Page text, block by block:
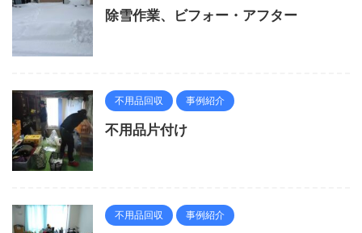
除雪作業、ビフォー・アフター
不用品回収 事例紹介
不用品片付け
不用品回収 事例紹介